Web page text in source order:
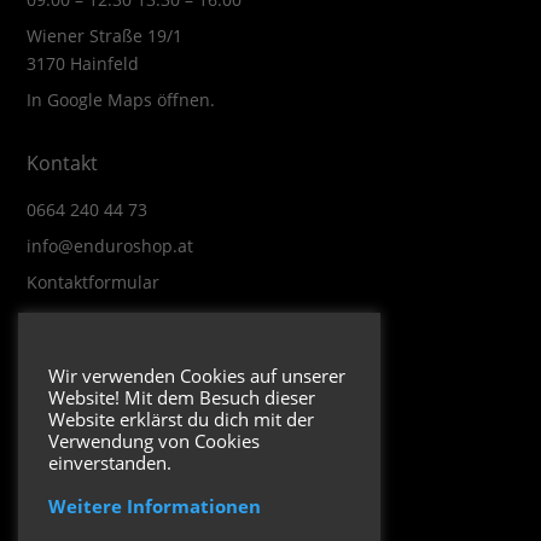
Wiener Straße 19/1
3170 Hainfeld
In Google Maps öffnen.
Kontakt
0664 240 44 73
info@enduroshop.at
Kontaktformular
Impressum
Datenschutzerklärung
Folge uns
Wir verwenden Cookies auf unserer
Website! Mit dem Besuch dieser
Website erklärst du dich mit der
Verwendung von Cookies
einverstanden.
Weitere Informationen